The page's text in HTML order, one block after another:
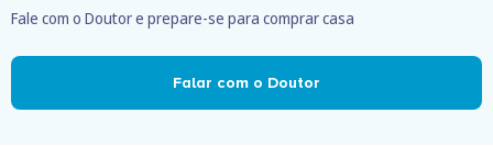
Fale com o Doutor e prepare-se para comprar casa
Falar com o Doutor